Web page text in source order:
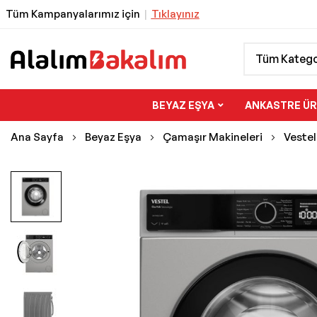
Tüm Kampanyalarımız için | Tıklayınız
Tüm
BEYAZ EŞYA ANKASTRE
Ana Sayfa Beyaz Eşya Çamaşır Makineleri Vestel
Resim
galerisinin
sonuna
git